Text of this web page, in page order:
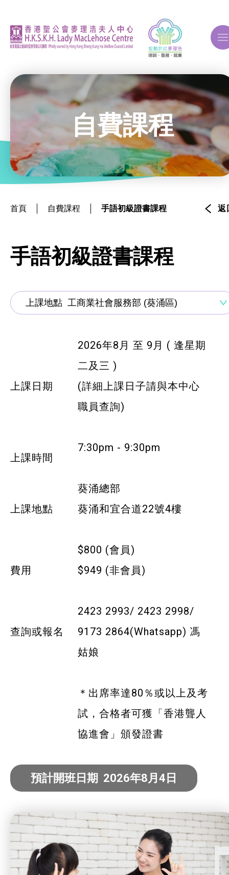
關於我們
ERB再培訓課程
自費課程
創新科技
手語課程
急救課程
保健按摩
寵物行為訓練
特別服務項目
服務單位及聯絡
自費課程
首頁 自費課程 手語初級證書課程 返
手語初級證書課程
上課日期
2026年8月 至 9月 ( 逢星期
二及三 )
(詳細上課日子請與本中心
職員查詢)
上課時間
7:30pm - 9:30pm
上課地點
葵涌總部
葵涌和宜合道22號4樓
費用
$800 (會員)
$949 (非會員)
查詢或報名
2423 2993/ 2423 2998/
9173 2864(Whatsapp) 馮
姑娘
＊出席率達80％或以上及考
試， 合格者可獲「香港聾人
協進會」 頒發證書
預計開班日期 2026年8月4日